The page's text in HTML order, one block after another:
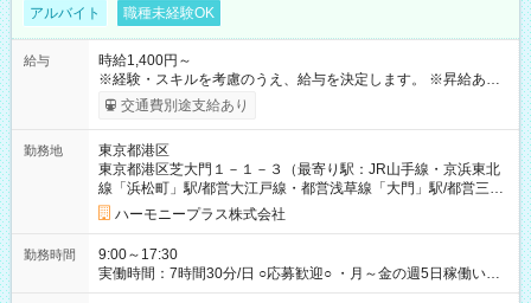
アルバイト 職種未経験OK
給与
時給1,400円～
※経験・スキルを考慮のうえ、給与を決定します。 ※昇給あり
（勤務実績・評価による） ※残業が発生した場合は、時間外手
当を全額支給します。 ※交通費支給（月額上限50,000円／当社
間中も給与・待遇に変更はありません。 【試用期間】試用期間
あり 試用期間の長さ：1ヶ月 雇用形態、給与は本採用時と同じ
です。 試用期間中は、健康保険などの福利厚生の一部が制限さ
れる可能性があります。
交通費別途支給あり
勤務地
東京都港区
東京都港区芝大門１－１－３（最寄り駅：JR山手線・京浜東北
線「浜松町」駅/都営大江戸線・都営浅草線「⼤⾨」駅/都営三田
線「御成⾨」駅）
ハーモニープラス株式会社
勤務時間
9:00～17:30
実働時間：7時間30分/日 ○応募歓迎○ ・月～金の週5日稼働いた
だける方 ・実働時間：7.5時間（休憩1時間）